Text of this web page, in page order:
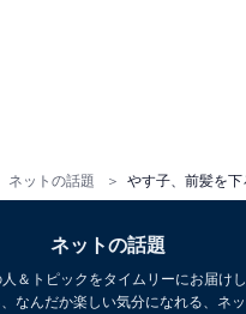
ネットの話題
ネットの話題
＆トピックをタイムリーにお届け
なんだか楽しい気分になれる、ネ